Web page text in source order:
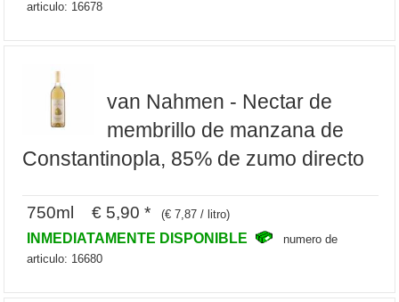
articulo: 16678
van Nahmen - Nectar de
membrillo de manzana de
Constantinopla, 85% de zumo directo
750ml € 5,90 * (€ 7,87 / litro)
INMEDIATAMENTE DISPONIBLE
numero de
articulo: 16680